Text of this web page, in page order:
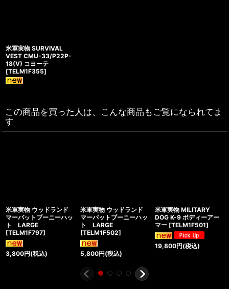
米軍実物 SURVIVAL
VEST CMU-33/P22P-
18(V) コヨーテ
[TELM1F355]
この商品を買った人は、こんな商品もご覧になられてま
す
米軍実物 ウッドランド
マーパットブーニーハッ
ト LARGE
[TELM1F797]
3,800円(税込)
米軍実物 ウッドランド
マーパットブーニーハッ
ト LARGE
[TELM1F502]
5,800円(税込)
米軍実物 MILITARY
DOG K-9 ボディーアー
マー [TELM1F501]
19,800円(税込)